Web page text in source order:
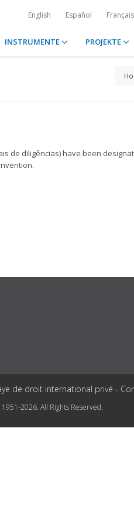
English Español Français
INSTRUMENTE PROJEKTE
de diligências) have been
de droit international privé -
2026. All Rights Reserved.